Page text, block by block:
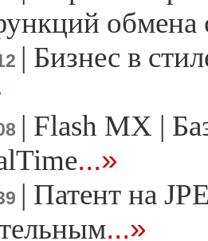
обмена
| Бизнес в
| Flash MX |
...»
| Патент на
...»